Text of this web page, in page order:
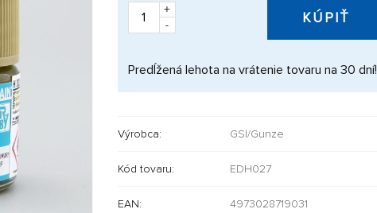
+
-
KÚPIŤ
Predĺžená lehota na vrátenie tovaru na 30 dní!
Výrobca: GSI/Gunze
Kód tovaru: EDH027
EAN: 4973028719031